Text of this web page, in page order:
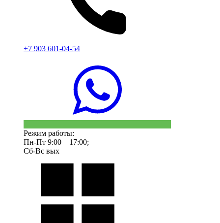
+7 903 601-04-54
Режим работы:
Пн-Пт 9:00—17:00;
Сб-Вс вых